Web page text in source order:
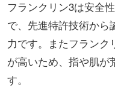
フランクリン3は安全
で、先進特許技術から
力です。またフランク
が高いため、指や肌が
す。